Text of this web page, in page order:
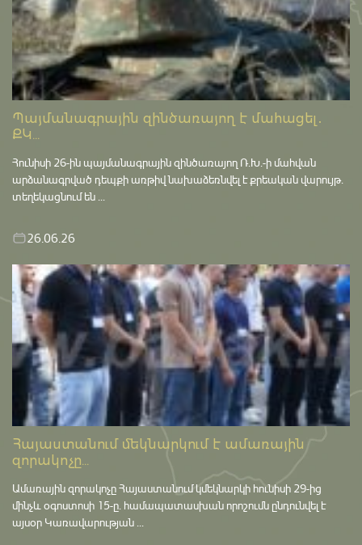
Պայմանագրային զինծառայող է մահացել․
ՔԿ...
Հունիսի 26-ին պայմանագրային զինծառայող Ռ.Խ.-ի մահվան
արձանագրված դեպքի առթիվ նախաձեռնվել է քրեական վարույթ․
տեղեկացնում են ...
26.06.26
Հայաստանում մեկնարկում է ամառային
զորակոչը...
Ամառային զորակոչը Հայաստանում կմեկնարկի հունիսի 29-ից
մինչև օգոստոսի 15-ը․ համապատասխան որոշումն ընդունվել է
այսօր Կառավարության ...